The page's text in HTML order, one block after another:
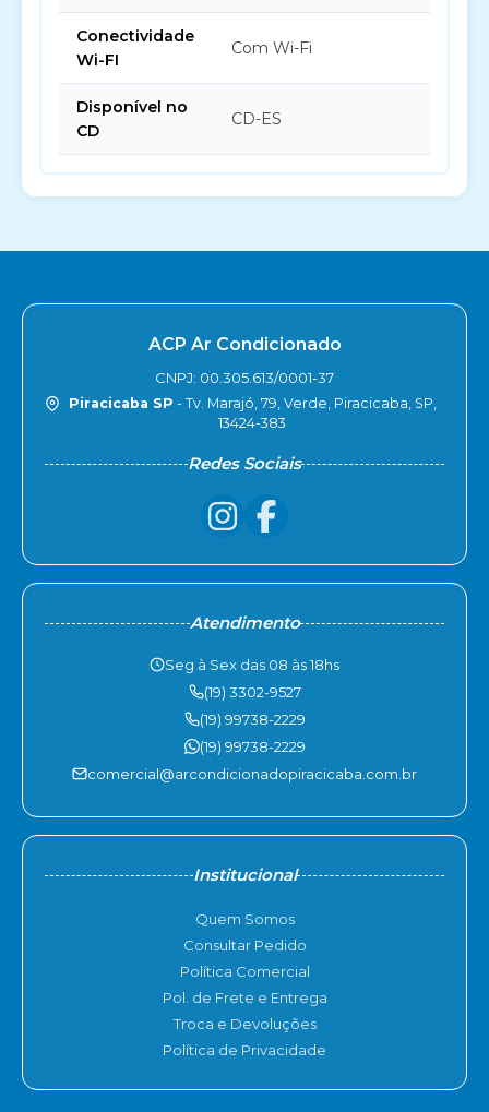
Conectividade
Wi-FI
Com Wi-Fi
Disponível no
CD
CD-ES
ACP Ar Condicionado
CNPJ: 00.305.613/0001-37
Piracicaba SP - Tv. Marajó, 79, Verde, Piracicaba, SP,
13424-383
Redes Sociais
Atendimento
Seg à Sex das 08 às 18hs
(19) 3302-9527
(19) 99738-2229
(19) 99738-2229
comercial@arcondicionadopiracicaba.com.br
Institucional
Quem Somos
Consultar Pedido
Política Comercial
Pol. de Frete e Entrega
Troca e Devoluções
Política de Privacidade